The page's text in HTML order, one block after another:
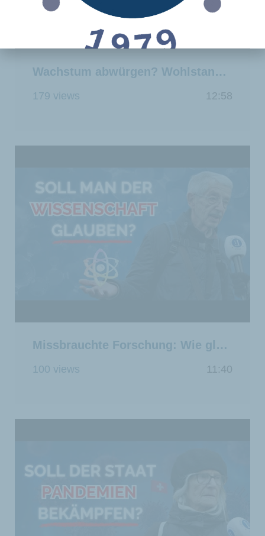
Wachstum abwürgen? Wohlstand vs. Armut für alle
179 views 12:58
Missbrauchte Forschung: Wie glaubwürdig ist Wissenschaft heute noch?
100 views 11:40